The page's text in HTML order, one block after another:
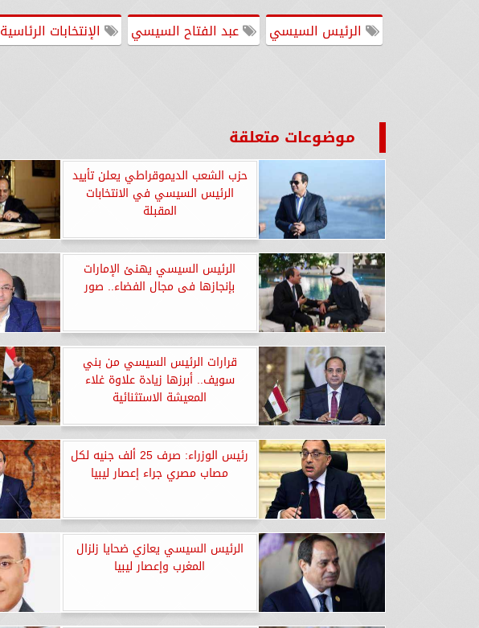
الرئيس السيسي
عبد الفتاح السيسي الإنتخابات الرئاسية
موضوعات متعلقة
حزب الشعب الديموقراطي يعلن تأييد
الرئيس السيسي في الانتخابات
المقبلة
الرئيس السيسي يهنئ الإمارات
بإنجازها فى مجال الفضاء.. صور
قرارات الرئيس السيسي من بني
سويف.. أبرزها زيادة علاوة غلاء
المعيشة الاستثنائية
رئيس الوزراء: صرف 25 ألف جنيه لكل
مصاب مصري جراء إعصار ليبيا
الرئيس السيسي يعازي ضحايا زلزال
المغرب وإعصار ليبيا